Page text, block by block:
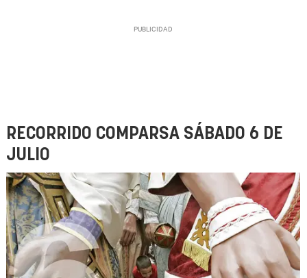
RECORRIDO COMPARSA SÁBADO 6 DE
JULIO